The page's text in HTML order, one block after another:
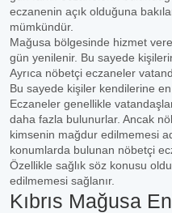
eczanenin açık olduğuna
mümkündür.
Mağusa bölgesinde hizmet
gün yenilenir. Bu sayede
Ayrıca nöbetçi eczaneler
Bu sayede kişiler kendilerine
Eczaneler genellikle
daha fazla bulunurlar. Ancak
kimsenin mağdur edilmemesi
konumlarda bulunan nöbetçi
Özellikle sağlık söz konusu
edilmemesi sağlanır.
Kıbrıs Mağusa